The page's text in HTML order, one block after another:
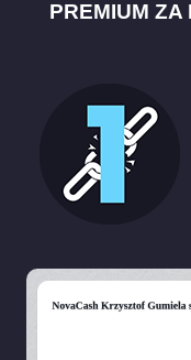
PREMIUM ZA